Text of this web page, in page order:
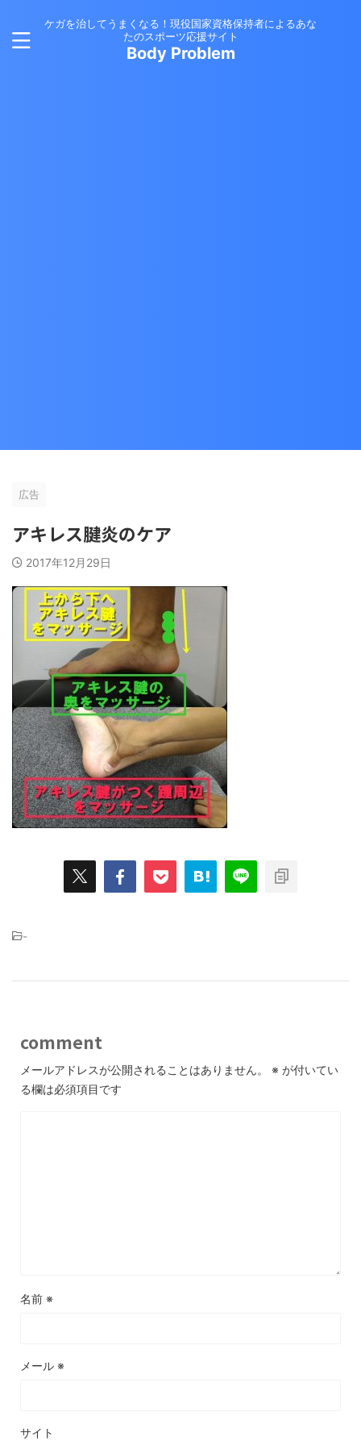
ケガを治してうまくなる！現役国家資格保持者によるあな
たのスポーツ応援サイト
Body Problem
広告
アキレス腱炎のケア
2017年12月29日
-
comment
メールアドレスが公開されることはありません。 ※ が付いてい
る欄は必須項目です
名前 ※
メール ※
サイト